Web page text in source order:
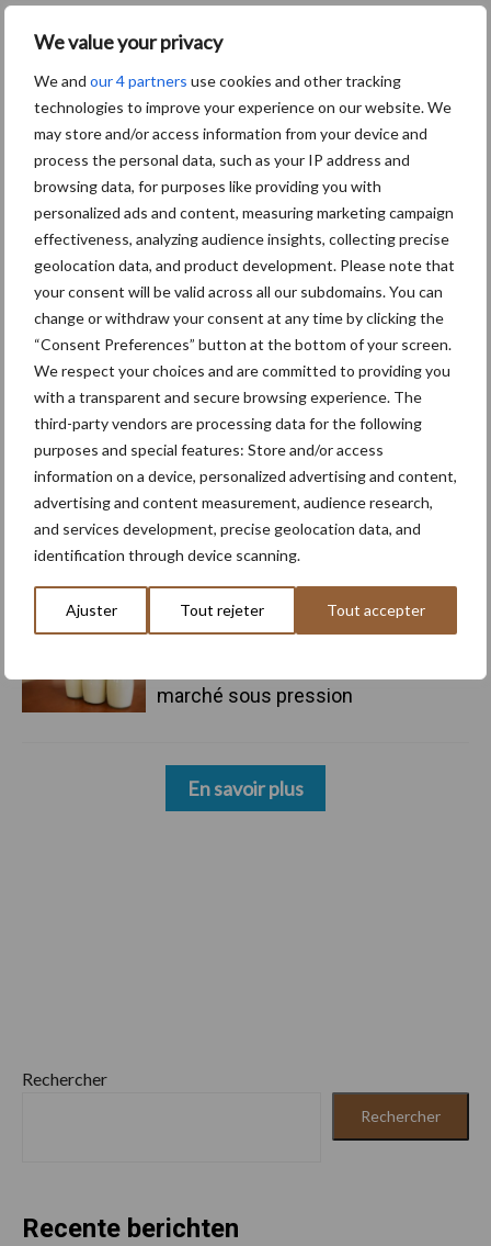
We value your privacy
We and our 4 partners use cookies and other tracking
technologies to improve your experience on our website. We
may store and/or access information from your device and
process the personal data, such as your IP address and
browsing data, for purposes like providing you with
personalized ads and content, measuring marketing campaign
effectiveness, analyzing audience insights, collecting precise
geolocation data, and product development. Please note that
your consent will be valid across all our subdomains. You can
change or withdraw your consent at any time by clicking the
“Consent Preferences” button at the bottom of your screen.
We respect your choices and are committed to providing you
with a transparent and secure browsing experience. The
third-party vendors are processing data for the following
purposes and special features: Store and/or access
information on a device, personalized advertising and content,
advertising and content measurement, audience research,
and services development, precise geolocation data, and
identification through device scanning.
Ajuster Tout rejeter Tout accepter
Texte : CBL
Barre
latérale
principale
Nouvelles récentes du
secteur
Nouvelles récentes tous
les secteurs
4 Août
Bovimove : une traçabilité simple,
sans faille et fiable des transports
bovins
27 Juil
La pailleuse à plateaux Robert PGE1
distribue des balles rondes ou
carrées
10 Juil
La production laitière wallonne
progresse de 14,5 % au premier
semestre 2026
23 Juin
MilkBE lance son Monitoring de la
Durabilité renouvelé et numérique
15 Juin
marché sous pression
En savoir plus
Rechercher
Rechercher
Recente berichten